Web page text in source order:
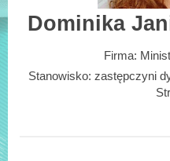
Dominika
Firma:
Stanowisko: zastępczyni